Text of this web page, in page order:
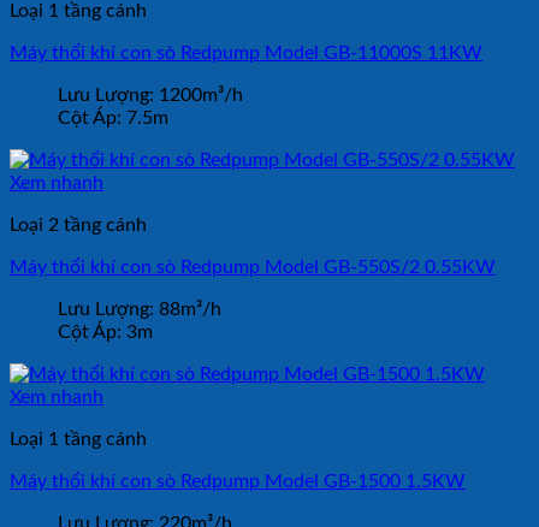
Loại 1 tầng cánh
Máy thổi khí con sò Redpump Model GB-11000S 11KW
Lưu Lượng: 1200m³/h
Cột Áp: 7.5m
Xem nhanh
Loại 2 tầng cánh
Máy thổi khí con sò Redpump Model GB-550S/2 0.55KW
Lưu Lượng: 88m³/h
Cột Áp: 3m
Xem nhanh
Loại 1 tầng cánh
Máy thổi khí con sò Redpump Model GB-1500 1.5KW